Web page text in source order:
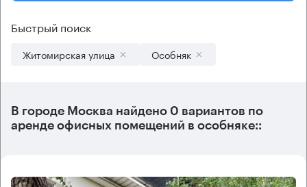
Быстрый поиск
Житомирская улица Особняк
В городе Москва найдено 0 вариантов по
аренде офисных помещений в особняке::